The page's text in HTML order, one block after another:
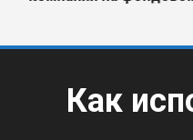
Как